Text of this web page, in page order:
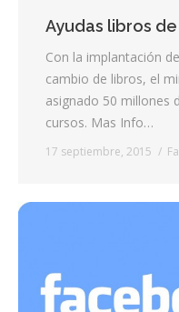
Ayudas libros
Con la implantación
cambio de libros, el
asignado 50 millones
cursos. Mas Info…
17 septiembre, 2015